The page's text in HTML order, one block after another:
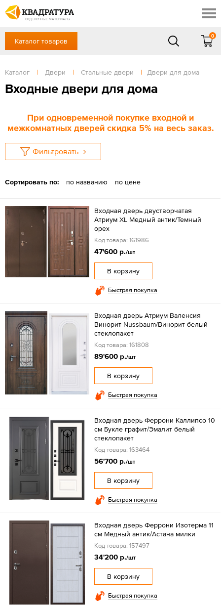
ОТДЕЛОЧНЫЕ МАТЕРИАЛЫ
Скидки
Акции
Готовые решения
Доставка и оплата
Отзывы
+7 (863) 309-13-16
Сб, Вс — выходной
ЗАКАЗАТЬ ЗВОНОК
Каталог товаров
0
Каталог | Двери | Стальные двери | Двери для дома
Входные двери для дома
При одновременной покупке входной и
межкомнатных дверей скидка 5% на весь заказ.
Фильтровать
Сортировать по: по названию по цене
Входная дверь двустворчатая
Атриум XL Медный антик/Темный
орех
Код товара: 161986
47'600 р./шт
В корзину
Быстрая покупка
Входная дверь Атриум Валенсия
Винорит Nussbaum/Винорит белый
стеклопакет
Код товара: 161808
89'600 р./шт
В корзину
Быстрая покупка
Входная дверь Феррони Каллипсо 10
см Букле графит/Эмалит белый
стеклопакет
Код товара: 163464
56'700 р./шт
В корзину
Быстрая покупка
Входная дверь Феррони Изотерма 11
см Медный антик/Астана милки
Код товара: 157497
34'200 р./шт
В корзину
Быстрая покупка